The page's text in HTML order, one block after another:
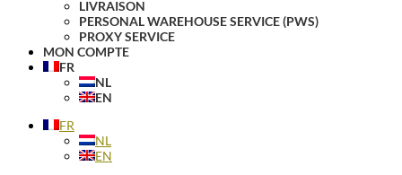
LIVRAISON
PERSONAL WAREHOUSE SERVICE (PWS)
PROXY SERVICE
MON COMPTE
FR
NL
EN
FR
NL
EN